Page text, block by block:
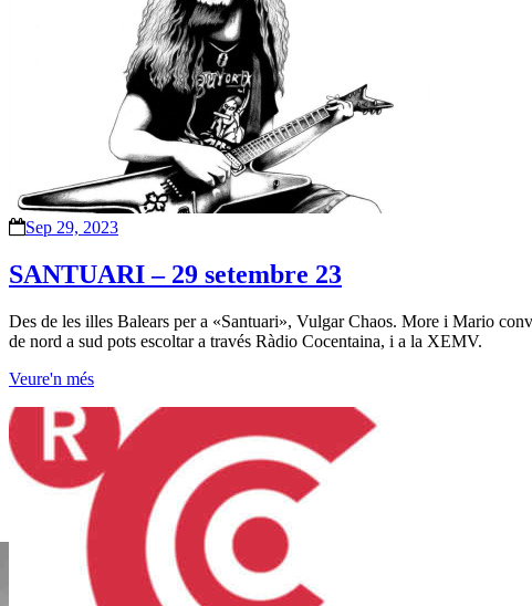
Sep 29, 2023
SANTUARI – 29 setembre 23
Des de les illes Balears per a «Santuari», Vulgar Chaos. More i Mario
de nord a sud pots escoltar a través Ràdio Cocentaina, i a la XEMV.
Veure'n més